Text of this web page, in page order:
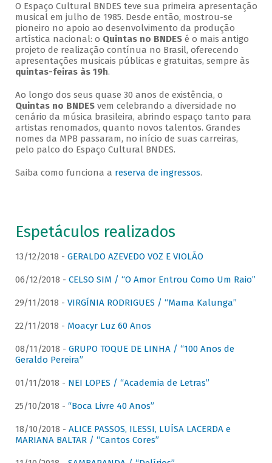
O Espaço Cultural BNDES teve sua primeira apresentação
musical em julho de 1985. Desde então, mostrou-se
pioneiro no apoio ao desenvolvimento da produção
artística nacional: o Quintas no BNDESé o mais antigo
projeto de realização contínua no Brasil, oferecendo
apresentações musicais públicas e gratuitas, sempre às
quintas-feiras às 19h.
Ao longo dos seus quase 30 anos de existência, o
Quintas no BNDESvem celebrando a diversidade no
cenário da música brasileira, abrindo espaço tanto para
artistas renomados, quanto novos talentos. Grandes
nomes da MPB passaram, no início de suas carreiras,
pelo palco do Espaço Cultural BNDES.
Saiba como funciona a reserva de ingressos.
Espetáculos realizados
13/12/2018 - GERALDO AZEVEDO VOZ E VIOLÃO
06/12/2018 - CELSO SIM / “O Amor Entrou Como Um Raio”
29/11/2018 - VIRGÍNIA RODRIGUES / “Mama Kalunga”
22/11/2018 - Moacyr Luz 60 Anos
08/11/2018 - GRUPO TOQUE DE LINHA / “100 Anos de
Geraldo Pereira”
01/11/2018 - NEI LOPES / “Academia de Letras”
25/10/2018 - “Boca Livre 40 Anos”
18/10/2018 - ALICE PASSOS, ILESSI, LUÍSA LACERDA e
MARIANA BALTAR / “Cantos Cores”